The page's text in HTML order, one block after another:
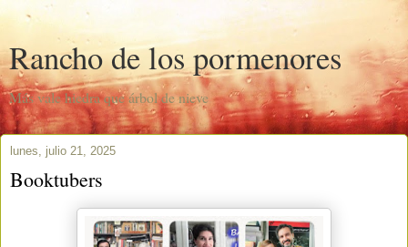
Rancho de los pormenores
Más vale hiedra que árbol de nieve
lunes, julio 21, 2025
Booktubers